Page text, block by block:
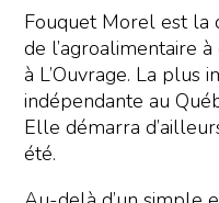
Fouquet Morel est la
de l’agroalimentaire
à L’Ouvrage. La plus
indépendante au
Elle démarra
été.